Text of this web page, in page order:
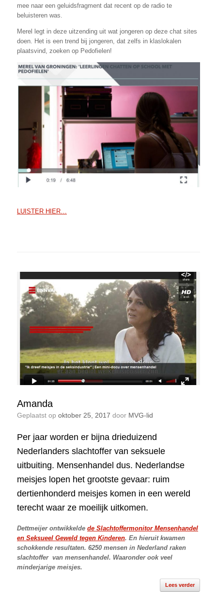
mee naar een geluidsfragment dat recent op de radio te
beluisteren was.
Merel legt in deze uitzending uit wat jongeren op deze chat sites
doen. Het is een trend bij jongeren, dat zelfs in klaslokalen
plaatsvind, zoeken op Pedofielen!
LUISTER HIER…
Amanda
Geplaatst op oktober 25, 2017 door MVG-lid
Per jaar worden er bijna drieduizend
Nederlanders slachtoffer van seksuele
uitbuiting. Mensenhandel dus. Nederlandse
meisjes lopen het grootste gevaar: ruim
dertienhonderd meisjes komen in een wereld
terecht waar ze moeilijk uitkomen.
Dettmeijer ontwikkelde de Slachtoffermonitor Mensenhandel
en Seksueel Geweld tegen Kinderen. En hieruit kwamen
schokkende resultaten. 6250 mensen in Nederland raken
slachtoffer van mensenhandel. Waaronder ook veel
minderjarige meisjes.
Lees verder